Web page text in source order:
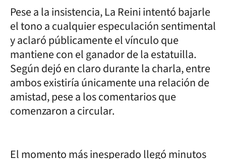
Pese a la insistencia, La Reini intentó bajarle
el tono a cualquier especulación sentimental
y aclaró públicamente el vínculo que
mantiene con el ganador de la estatuilla.
Según dejó en claro durante la charla, entre
ambos existiría únicamente una relación de
amistad, pese a los comentarios que
comenzaron a circular.
El momento más inesperado llegó minutos